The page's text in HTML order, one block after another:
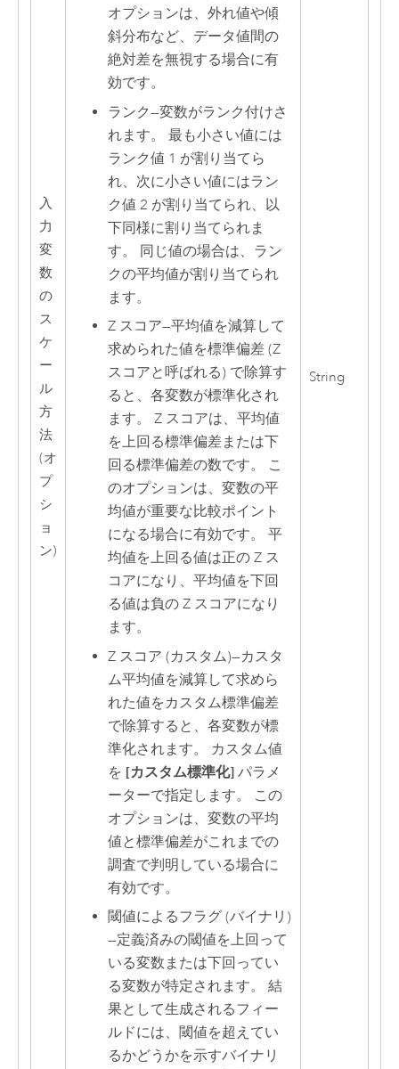
入
力
変
数
の
ス
ケ
ー
ル
方
法
(オ
プ
シ
ョ
ン)
オプションは、外れ値や傾
斜分布など、データ値間の
絶対差を無視する場合に有
効です。
ランク—変数がランク付けさ
れます。 最も小さい値には
ランク値 1 が割り当てら
れ、次に小さい値にはラン
ク値 2 が割り当てられ、以
下同様に割り当てられま
す。 同じ値の場合は、ラン
クの平均値が割り当てられ
ます。
Z スコア—平均値を減算して
求められた値を標準偏差 (Z
スコアと呼ばれる) で除算す
ると、各変数が標準化され
ます。 Z スコアは、平均値
を上回る標準偏差または下
回る標準偏差の数です。 こ
のオプションは、変数の平
均値が重要な比較ポイント
になる場合に有効です。 平
均値を上回る値は正の Z ス
コアになり、平均値を下回
る値は負の Z スコアになり
ます。
Z スコア (カスタム)—カスタ
ム平均値を減算して求めら
れた値をカスタム標準偏差
で除算すると、各変数が標
準化されます。 カスタム値
を [カスタム標準化] パラメ
ーターで指定します。 この
オプションは、変数の平均
値と標準偏差がこれまでの
調査で判明している場合に
有効です。
閾値によるフラグ (バイナリ)
—定義済みの閾値を上回って
いる変数または下回ってい
る変数が特定されます。 結
果として生成されるフィー
ルドには、閾値を超えてい
るかどうかを示すバイナリ
String